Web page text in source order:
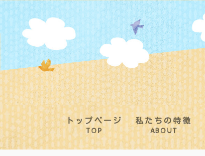
コ
ツ
ス
キ
ッ
プ
トップページ
TOP
私たちの特徴
ABOUT